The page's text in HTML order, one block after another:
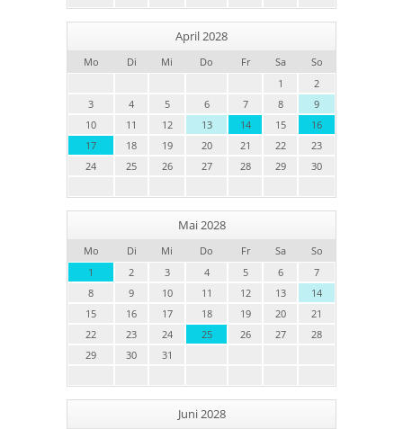
April 2028
Mo Di Mi Do Fr Sa
So
1
2
3
4 5 6 7 8
9
10
11 12 13 14 15
16
17
18 19 20 21 22
23
24
25 26 27 28 29 30
Mai 2028
Mo Di Mi Do Fr Sa
So
1
2 3 4 5 6
7
8
9 10 11 12 13
14
15
16 17 18 19 20
21
22
23 24 25 26 27
28
29
30 31
Juni 2028